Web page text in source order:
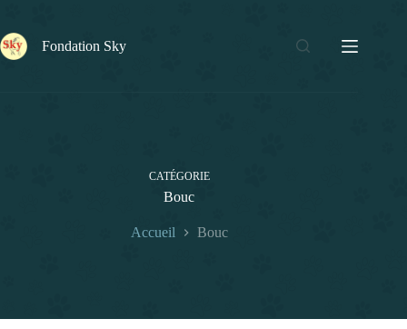
contenuFondation Sky
CATÉGORIE
Bouc
Accueil Bouc